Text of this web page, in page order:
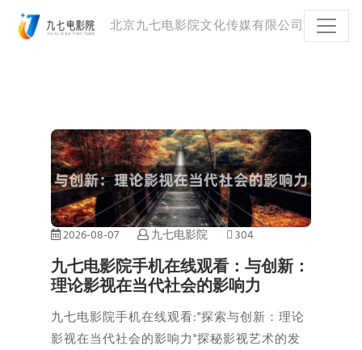
北京九七电影院文化传媒有限公司
2026-08-07 九七电影院 304
九七电影院手机在线观看：与创新：
理论影视在当代社会的影响力
九七电影院手机在线观看:"探索与创新：理论
影视在当代社会的影响力"探秘影视艺术的发